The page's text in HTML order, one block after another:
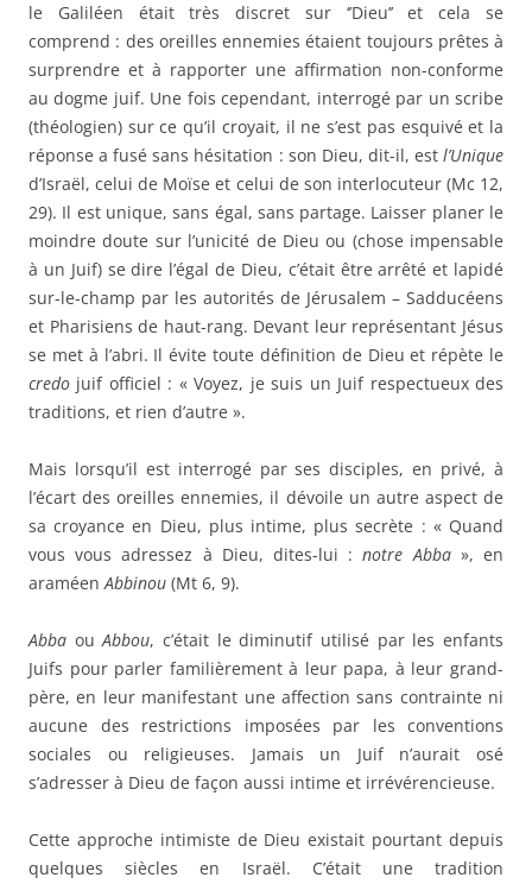
le Galiléen était très discret sur ‘’Dieu’’ et cela se
comprend : des oreilles ennemies étaient toujours prêtes à
surprendre et à rapporter une affirmation non-conforme
au dogme juif. Une fois cependant, interrogé par un scribe
(théologien) sur ce qu’il croyait, il ne s’est pas esquivé et la
réponse a fusé sans hésitation : son Dieu, dit-il, est l’Unique
d’Israël, celui de Moïse et celui de son interlocuteur (Mc 12,
29). Il est unique, sans égal, sans partage. Laisser planer le
moindre doute sur l’unicité de Dieu ou (chose impensable
à un Juif) se dire l’égal de Dieu, c’était être arrêté et lapidé
sur-le-champ par les autorités de Jérusalem – Sadducéens
et Pharisiens de haut-rang. Devant leur représentant Jésus
se met à l’abri. Il évite toute définition de Dieu et répète le
credo juif officiel : « Voyez, je suis un Juif respectueux des
traditions, et rien d’autre ».
Mais lorsqu’il est interrogé par ses disciples, en privé, à
l’écart des oreilles ennemies, il dévoile un autre aspect de
sa croyance en Dieu, plus intime, plus secrète : « Quand
vous vous adressez à Dieu, dites-lui :notre Abba», en
araméenAbbinou (Mt 6, 9).
Abba ouAbbou, c’était le diminutif utilisé par les enfants
Juifs pour parler familièrement à leur papa, à leur grand-
père, en leur manifestant une affection sans contrainte ni
aucune des restrictions imposées par les conventions
sociales ou religieuses. Jamais un Juif n’aurait osé
s’adresser à Dieu de façon aussi intime et irrévérencieuse.
Cette approche intimiste de Dieu existait pourtant depuis
quelques siècles en Israël. C’était une tradition